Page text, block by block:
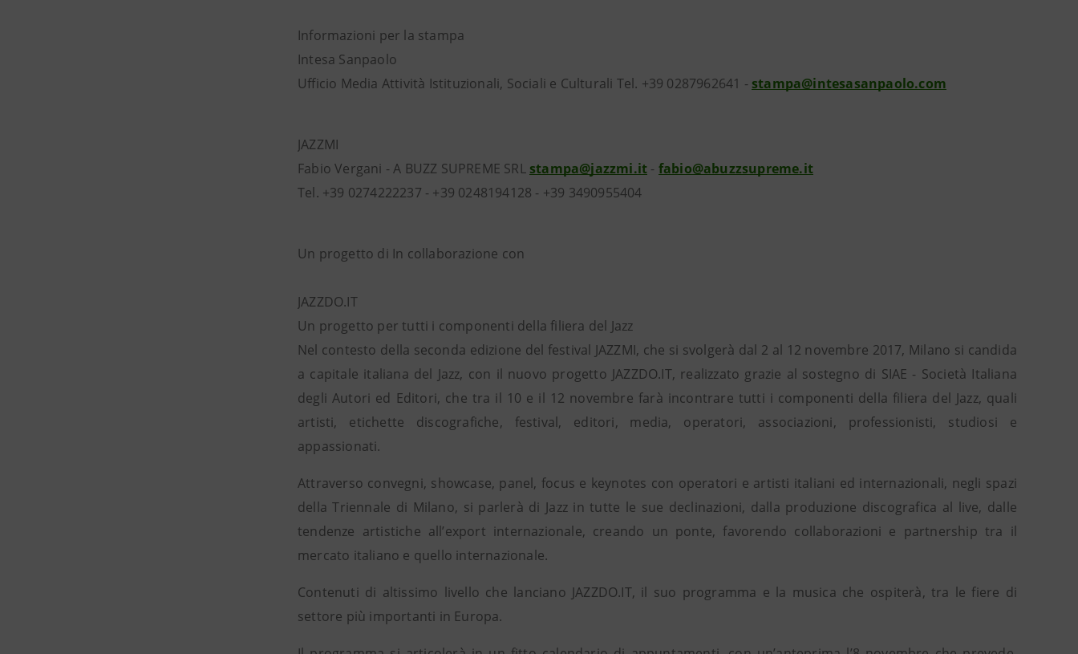
Informazioni per la stampa
Intesa Sanpaolo
Ufficio Media Attività Istituzionali, Sociali e Culturali Tel. +39 0287962641 - stampa@intesasanpaolo.com
JAZZMI
Fabio Vergani - A BUZZ SUPREME SRL stampa@jazzmi.it - fabio@abuzzsupreme.it
Tel. +39 0274222237 - +39 0248194128 - +39 3490955404
Un progetto di In collaborazione con
JAZZDO.IT
Un progetto per tutti i componenti della filiera del Jazz
Nel contesto della seconda edizione del festival JAZZMI, che si svolgerà dal 2 al 12 novembre 2017, Milano si candida
a capitale italiana del Jazz, con il nuovo progetto JAZZDO.IT, realizzato grazie al sostegno di SIAE - Società Italiana
degli Autori ed Editori, che tra il 10 e il 12 novembre farà incontrare tutti i componenti della filiera del Jazz, quali
artisti, etichette discografiche, festival, editori, media, operatori, associazioni, professionisti, studiosi e
appassionati.
Attraverso convegni, showcase, panel, focus e keynotes con operatori e artisti italiani ed internazionali, negli spazi
della Triennale di Milano, si parlerà di Jazz in tutte le sue declinazioni, dalla produzione discografica al live, dalle
tendenze artistiche all’export internazionale, creando un ponte, favorendo collaborazioni e partnership tra il
mercato italiano e quello internazionale.
Contenuti di altissimo livello che lanciano JAZZDO.IT, il suo programma e la musica che ospiterà, tra le fiere di
settore più importanti in Europa.